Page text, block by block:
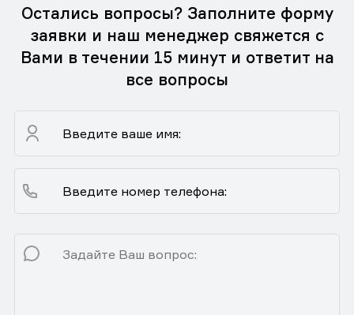
Остались вопросы? Заполните форму
заявки и наш менеджер свяжется с
Вами в течении 15 минут и ответит на
все вопросы